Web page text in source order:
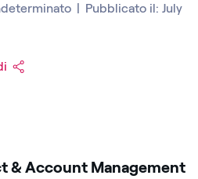
Pubblicato il: July
& Account Management